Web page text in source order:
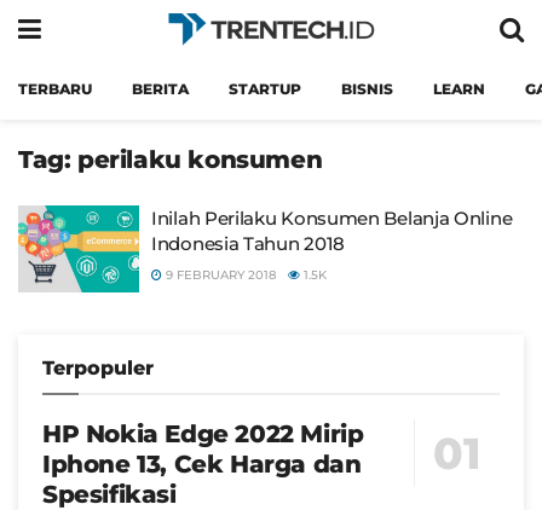
TERBARU BERITA STARTUP BISNIS LEARN
Tag: perilaku konsumen
Inilah Perilaku Konsumen Belanja Online
Indonesia Tahun 2018
9 FEBRUARY 2018 1.5K
Terpopuler
HP Nokia Edge 2022 Mirip
Iphone 13, Cek Harga dan
Spesifikasi